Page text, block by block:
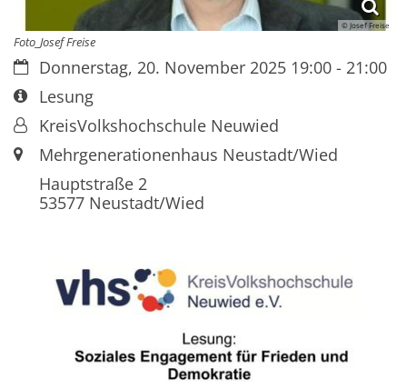
© Josef Freise
Foto_Josef Freise
Datum:Donnerstag, 20. November 2025 19:00 - 21:00
Art bzw. Nummer:
Lesung
Von:KreisVolkshochschule Neuwied
Ort:Mehrgenerationenhaus Neustadt/Wied
Hauptstraße 2
53577Neustadt/Wied